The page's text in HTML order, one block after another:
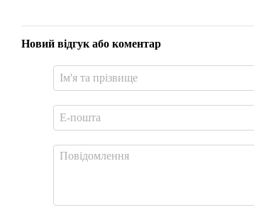
Новий відгук або коментар